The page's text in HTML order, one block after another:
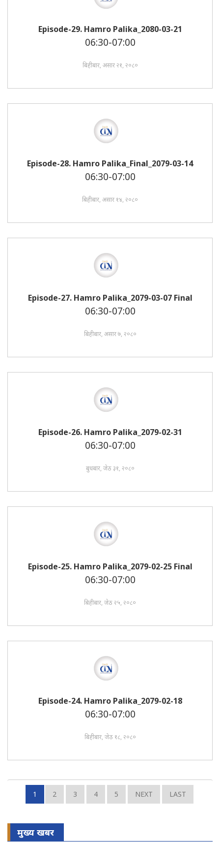
Episode-29. Hamro Palika_2080-03-21
06:30-07:00
बिहीबार, असार २१, २०८०
Episode-28. Hamro Palika_Final_2079-03-14
06:30-07:00
बिहीबार, असार १४, २०८०
Episode-27. Hamro Palika_2079-03-07 Final
06:30-07:00
बिहीबार, असार ७, २०८०
Episode-26. Hamro Palika_2079-02-31
06:30-07:00
बुधबार, जेठ ३१, २०८०
Episode-25. Hamro Palika_2079-02-25 Final
06:30-07:00
बिहीबार, जेठ २५, २०८०
Episode-24. Hamro Palika_2079-02-18
06:30-07:00
बिहीबार, जेठ १८, २०८०
1 2 3 4 5 NEXT LAST
मुख्य खबर